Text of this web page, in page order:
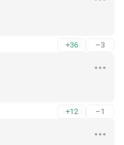
+36 –3
+12 –1